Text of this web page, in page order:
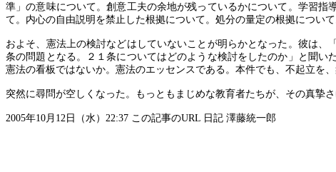
準」の意味について。創意工夫の余地が残っているかについて。学習
て。内心の自由説明を禁止した根拠について。処分の量定の根拠につい
およそ、憲法上の検討などはしていないことが明らかとなった。彼は
条の問題となる。２１条についてはどのような検討をしたのか」と聞
憲法の看板ではないか。憲法のエッセンスである。本件でも、不起立を
突然に尋問が空しくなった。もっともまじめな教育者たちが、その真摯
2005年10月 12 日（水） 22:37 この記事のURL 日記 澤藤統一郎